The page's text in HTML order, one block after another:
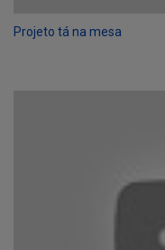
Projeto tá na mesa